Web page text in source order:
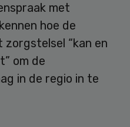
met
hoe de
zorgstelsel “kan en
om de
in de regio in te